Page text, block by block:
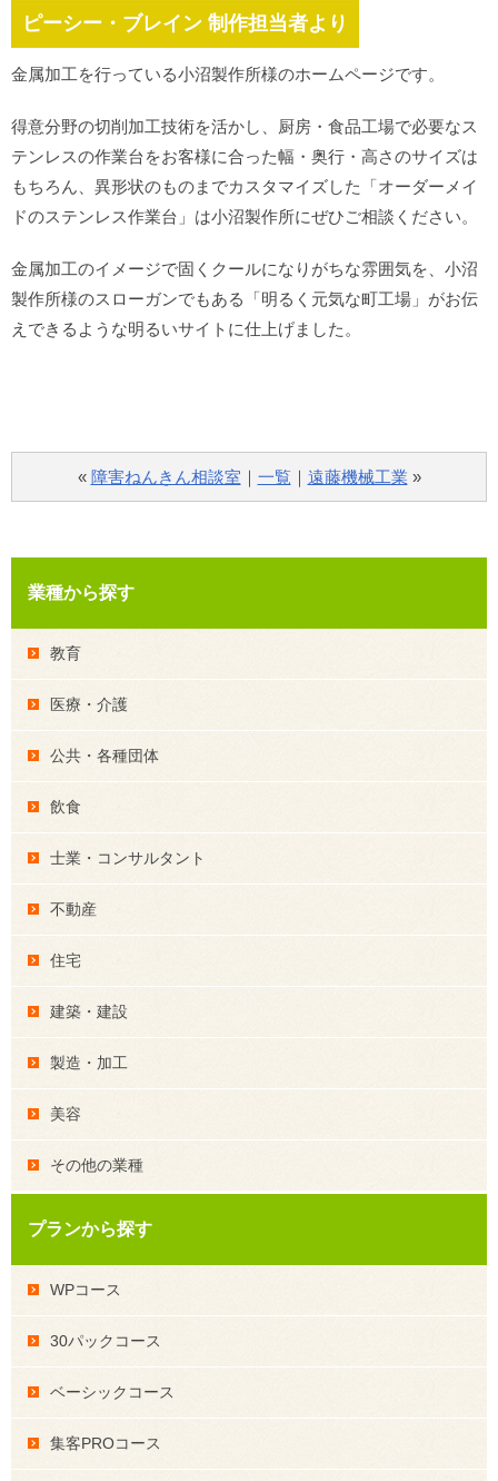
ピーシー・ブレイン 制作担当者より
金属加工を行っている小沼製作所様のホームページです。
得意分野の切削加工技術を活かし、厨房・食品工場で必要なス
テンレスの作業台をお客様に合った幅・奥行・高さのサイズは
もちろん、異形状のものまでカスタマイズした「オーダーメイ
ドのステンレス作業台」は小沼製作所にぜひご相談ください。
金属加工のイメージで固くクールになりがちな雰囲気を、小沼
製作所様のスローガンでもある「明るく元気な町工場」がお伝
えできるような明るいサイトに仕上げました。
« 障害ねんきん相談室 ｜ 一覧 ｜ 遠藤機械工業 »
業種から探す
教育
医療・介護
公共・各種団体
飲食
士業・コンサルタント
不動産
住宅
建築・建設
製造・加工
美容
その他の業種
プランから探す
WPコース
30パックコース
ベーシックコース
集客PROコース